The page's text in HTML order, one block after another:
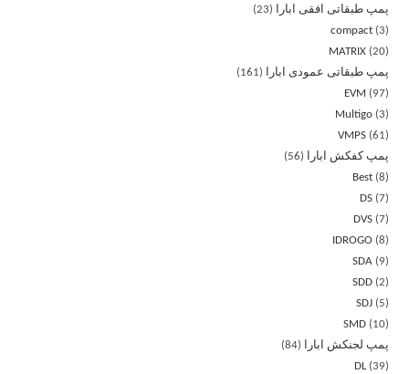
پمپ طبقاتی افقی ابارا
23
compact 3
MATRIX 20
پمپ طبقاتی عمودی ابارا
161
EVM
97
Multigo 3
VMPS 61
پمپ کفکش ابارا
56
Best 8
DS 7
DVS 7
IDROGO
8
SDA
9
SDD 2
SDJ
5
SMD
10
پمپ لجنکش ابارا
84
DL 39